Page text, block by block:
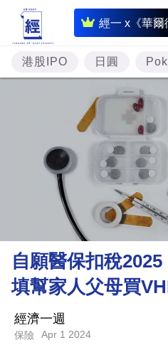
經一 x《華爾
即
時
財
經
專
題
市
理
財
商
科
港股IPO 日圓
自願醫保扣稅
填幫家人父母買
經濟一週
保險 Apr 1 2024